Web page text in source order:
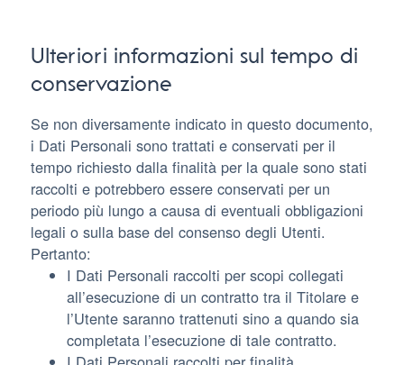
Ulteriori informazioni sul tempo di
conservazione
Se non diversamente indicato in questo documento,
i Dati Personali sono trattati e conservati per il
tempo richiesto dalla finalità per la quale sono stati
raccolti e potrebbero essere conservati per un
periodo più lungo a causa di eventuali obbligazioni
legali o sulla base del consenso degli Utenti.
Pertanto:
I Dati Personali raccolti per scopi collegati
all’esecuzione di un contratto tra il Titolare e
l’Utente saranno trattenuti sino a quando sia
completata l’esecuzione di tale contratto.